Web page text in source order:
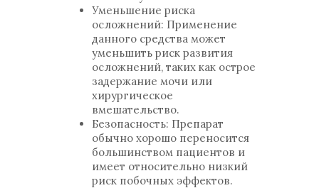
Уменьшение риска
осложнений: Применение
данного средства может
уменьшить риск развития
осложнений, таких как острое
задержание мочи или
хирургическое
вмешательство.
Безопасность: Препарат
обычно хорошо переносится
большинством пациентов и
имеет относительно низкий
риск побочных эффектов.